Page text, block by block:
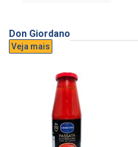
Don Giordano
Veja mais